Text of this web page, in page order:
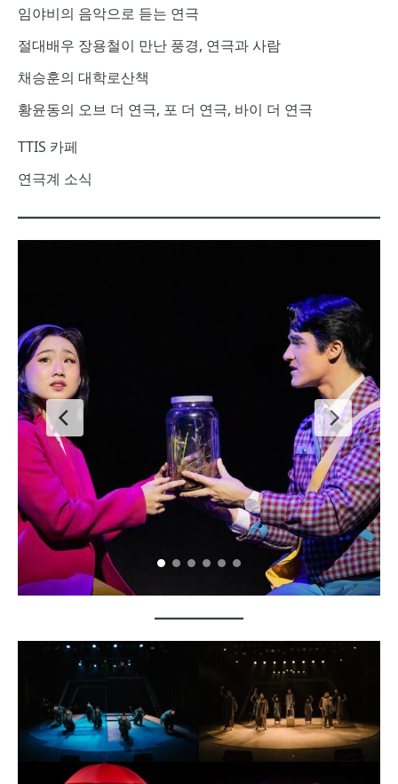
임야비의 음악으로 듣는 연극
절대배우 장용철이 만난 풍경, 연극과 사람
채승훈의 대학로산책
황윤동의 오브 더 연극, 포 더 연극, 바이 더 연극
TTIS 카페
연극계 소식